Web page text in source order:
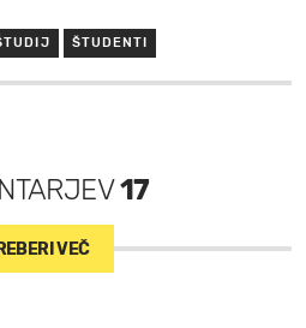
ŠTUDENTI
17
VEČ